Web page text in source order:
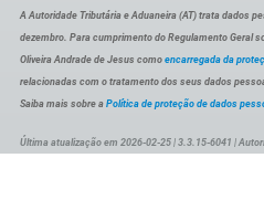
A Autoridade Tributária e Aduaneira (AT) trata dados
dezembro. Para cumprimento do Regulamento Geral
Oliveira Andrade de Jesus como encarregada da
relacionadas com o tratamento dos seus dados
Saiba mais sobre a Política de proteção de dados
Última atualização em 2026-02-25 | 3.3.15-6041 |